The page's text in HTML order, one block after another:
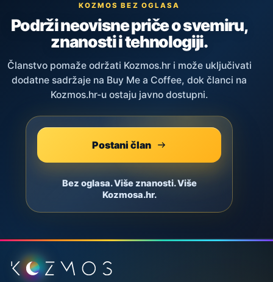
KOZMOS BEZ OGLASA
Podrži neovisne priče o svemiru,
znanosti i tehnologiji.
Članstvo pomaže održati Kozmos.hr i može uključivati
dodatne sadržaje na Buy Me a Coffee, dok članci na
Kozmos.hr-u ostaju javno dostupni.
Postani član
Bez oglasa. Više znanosti. Više
Kozmosa.hr.
Podnožje stranice